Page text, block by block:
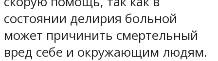
состоянии делирия больной
может причинить смертельный
вред себе и окружающим людям.